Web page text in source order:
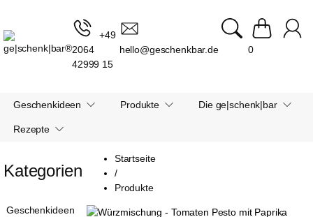
+49
2064
42999 15
hello@geschenkbar.de 0
Geschenkideen Produkte Die ge|schenk|bar
Rezepte
Startseite
/
Produkte
Kategorien
Geschenkideen